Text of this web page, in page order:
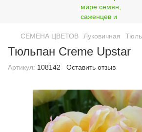
СЕМЕНА ЦВЕТОВ Луковичная
Тюльпан Creme Upstar
Артикул: 108142 Оставить отзыв